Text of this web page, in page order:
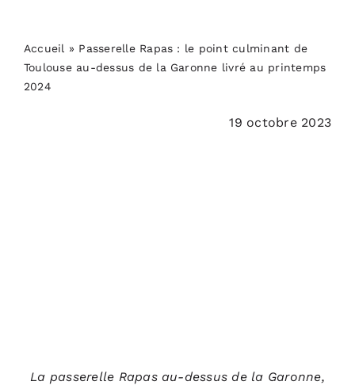
Accueil » Passerelle Rapas : le point culminant de
Toulouse au-dessus de la Garonne livré au printemps
2024
19 octobre 2023
La passerelle Rapas au-dessus de la Garonne,
ACTUALITÉS